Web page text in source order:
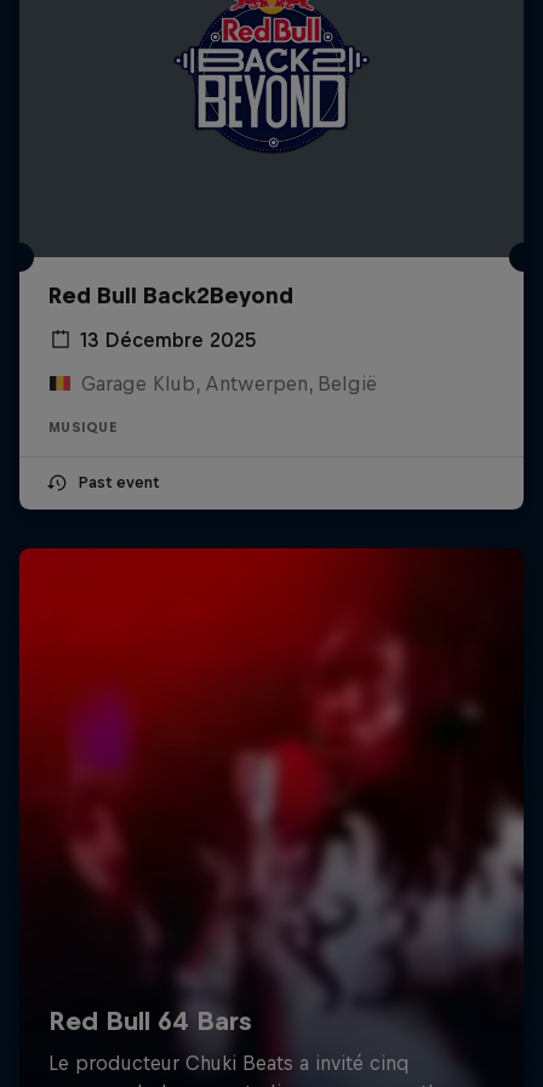
Red Bull Back2Beyond
13 Décembre 2025
Garage Klub, Antwerpen, België
MUSIQUE
Past event